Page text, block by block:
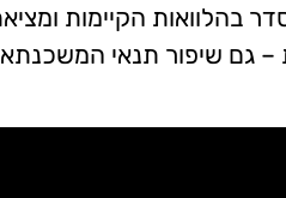
בהלוואות הקיימות
– גם שיפור תנאי